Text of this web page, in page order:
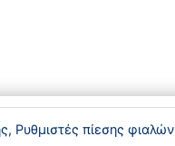
, Ρυθμιστές πίεσης φιαλών